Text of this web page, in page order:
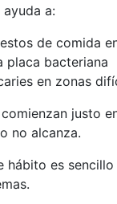
a:
de comida
placa bacteriana
en zonas
justo
no alcanza.
hábito es